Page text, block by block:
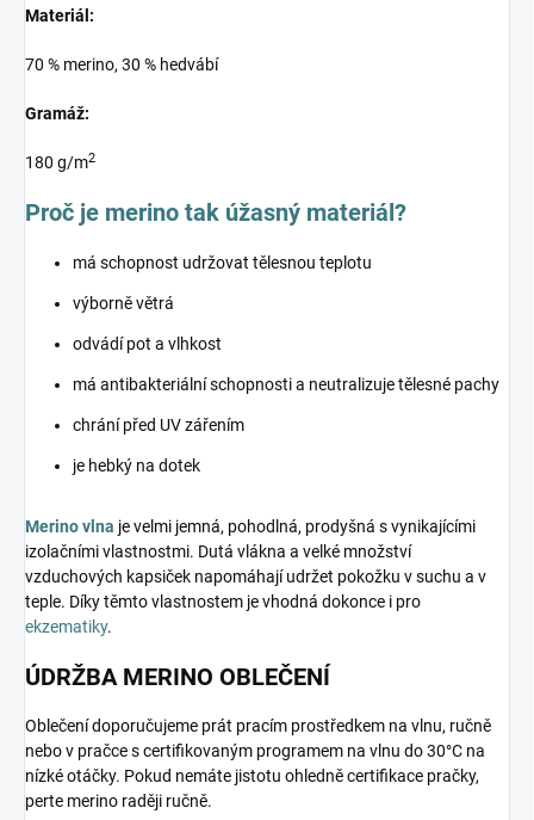
Materiál:
70 % merino, 30 % hedvábí
Gramáž:
180 g/m2
Proč je merino tak úžasný materiál?
má schopnost udržovat tělesnou teplotu
výborně větrá
odvádí pot a vlhkost
má antibakteriální schopnosti a neutralizuje tělesné pachy
chrání před UV zářením
je hebký na dotek
Merino vlna je velmi jemná, pohodlná, prodyšná s vynikajícími
izolačními vlastnostmi. Dutá vlákna a velké množství
vzduchových kapsiček napomáhají udržet pokožku v suchu a v
teple. Díky těmto vlastnostem je vhodná dokonce i pro
ekzematiky.
ÚDRŽBA MERINO OBLEČENÍ
Oblečení doporučujeme prát pracím prostředkem na vlnu, ručně
nebo v pračce s certifikovaným programem na vlnu do 30°C na
nízké otáčky. Pokud nemáte jistotu ohledně certifikace pračky,
perte merino raději ručně.